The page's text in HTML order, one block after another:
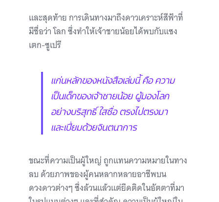
และสุดท้าย การเดินทางมาถึงดาวเคราะห์สีฟ้าที่
มีชื่อว่า โลก ซึ่งทำให้เจ้าชายน้อยได้พบกับแซง
เตก-ซูเปรี
แก่นหลักของหนังสือเล่มนี้ คือ ความ
เป็นเด็กของเจ้าชายน้อย ผู้มองโลก
อย่างบริสุทธิ์ ใสซื่อ ตรงไปตรงมา
และเปี่ยมด้วยจินตนาการ
ขณะที่ความเป็นผู้ใหญ่ ถูกแทนความหมายในทาง
ลบ ด้วยภาพของผู้คนหลากหลายอาชีพบน
ดวงดาวต่างๆ ซึ่งล้วนแล้วแต่ยึดติดในอัตตาที่มา